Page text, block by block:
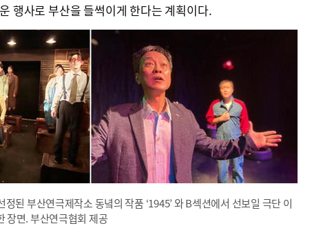
행사로 부산을 들썩이게 한다는 계획이다.
된 부산연극제작소 동녘의 작품 ‘1945’ 와 B섹션에서 선보일 극단 이
장면. 부산연극협회 제공